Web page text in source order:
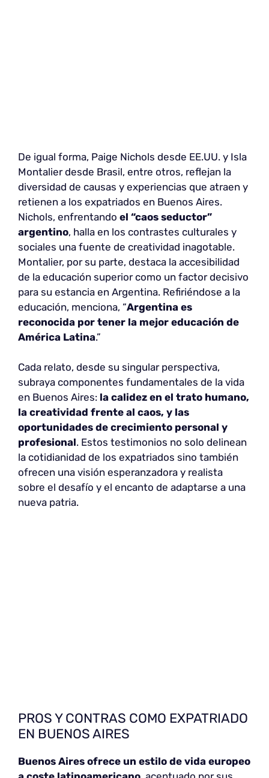
De igual forma, Paige Nichols desde EE.UU. y Isla
Montalier desde Brasil, entre otros, reflejan la
diversidad de causas y experiencias que atraen y
retienen a los expatriados en Buenos Aires.
Nichols, enfrentando el “caos seductor”
argentino, halla en los contrastes culturales y
sociales una fuente de creatividad inagotable.
Montalier, por su parte, destaca la accesibilidad
de la educación superior como un factor decisivo
para su estancia en Argentina. Refiriéndose a la
educación, menciona, “Argentina es
reconocida por tener la mejor educación de
América Latina.”
Cada relato, desde su singular perspectiva,
subraya componentes fundamentales de la vida
en Buenos Aires: la calidez en el trato humano,
la creatividad frente al caos, y las
oportunidades de crecimiento personal y
profesional. Estos testimonios no solo delinean
la cotidianidad de los expatriados sino también
ofrecen una visión esperanzadora y realista
sobre el desafío y el encanto de adaptarse a una
nueva patria.
PROS Y CONTRAS COMO EXPATRIADO
EN BUENOS AIRES
Buenos Aires ofrece un estilo de vida europeo